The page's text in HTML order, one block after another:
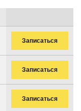
Записаться
Записаться
Записаться